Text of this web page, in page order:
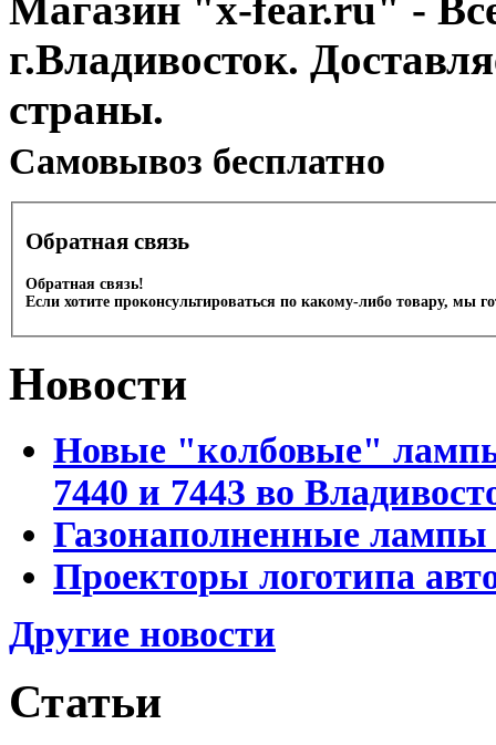
г.Владивосток.
страны.
Cамовывоз бесплатно
Обратная связь
Обратная связь!
Если хотите проконсультироваться по какому-либо товару, мы
Новости
Новые "колбовые"
7440 и 7443 во
Газонаполненные лампы
Проекторы логотипа
Другие новости
Статьи